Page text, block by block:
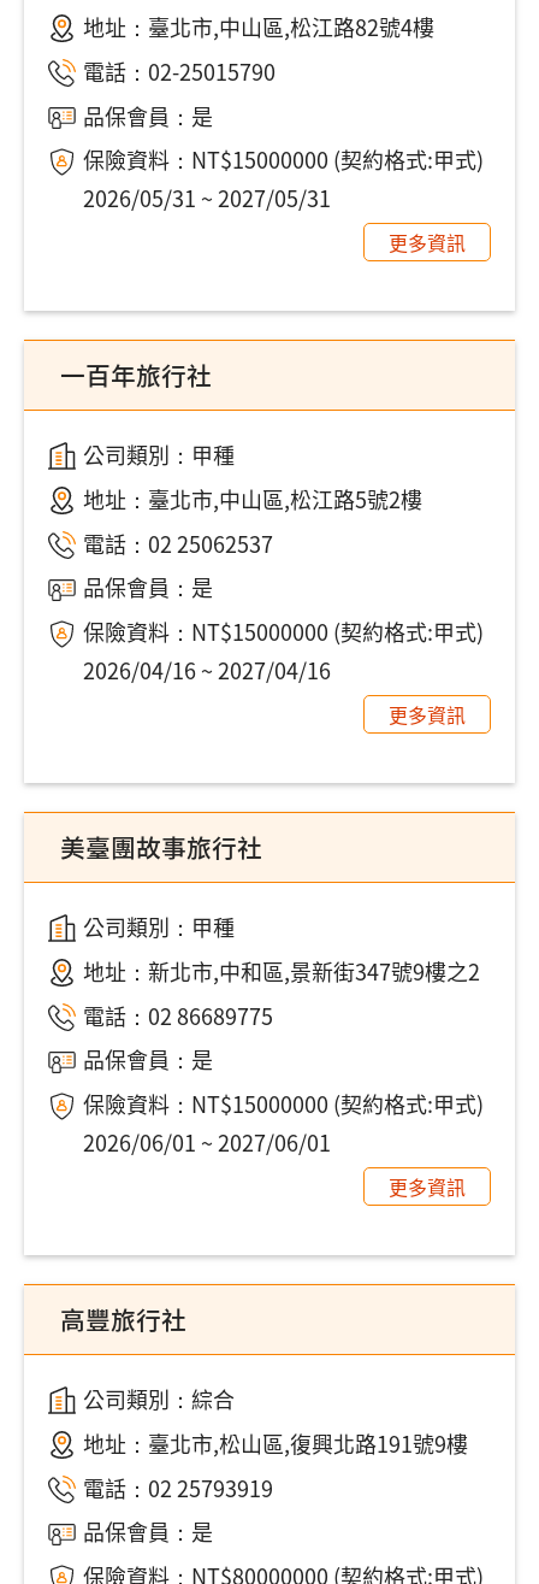
地址： 臺北市,中山區,松江路82號4樓
電話： 02-25015790
品保會員：是
保險資料：NT$15000000 (契約格式:甲式)
2026/05/31 ~ 2027/05/31
更多資訊
一百年旅行社
公司類別：甲種
地址： 臺北市,中山區,松江路5號2樓
電話： 02 25062537
品保會員：是
保險資料：NT$15000000 (契約格式:甲式)
2026/04/16 ~ 2027/04/16
更多資訊
美臺團故事旅行社
公司類別：甲種
地址： 新北市,中和區,景新街347號9樓之2
電話： 02 86689775
品保會員：是
保險資料：NT$15000000 (契約格式:甲式)
2026/06/01 ~ 2027/06/01
更多資訊
高豐旅行社
公司類別：綜合
地址： 臺北市,松山區,復興北路191號9樓
電話： 02 25793919
品保會員：是
保險資料：NT$80000000 (契約格式:甲式)